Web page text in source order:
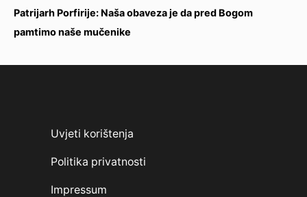
Patrijarh Porfirije: Naša obaveza je da pred Bogom
pamtimo naše mučenike
Uvjeti korištenja
Politika privatnosti
Impressum